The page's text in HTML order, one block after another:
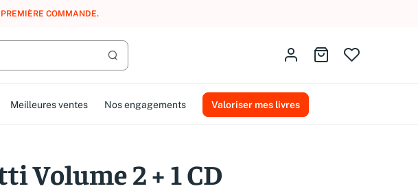
LE CLUB AMMAREAL.
Lancer la recherche
Identifiez-vousAller au panier
Meilleures ventes Nos engagements Valoriser mes livres
Volume 2 + 1 CD